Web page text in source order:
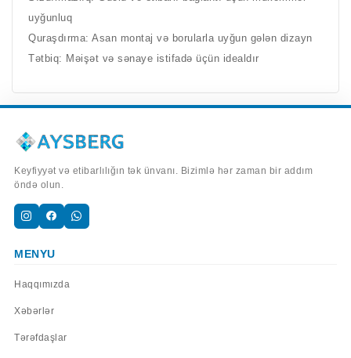
uyğunluq
Quraşdırma: Asan montaj və borularla uyğun gələn dizayn
Tətbiq: Məişət və sənaye istifadə üçün idealdır
Keyfiyyət və etibarlılığın tək ünvanı. Bizimlə hər zaman bir addım
öndə olun.
MENYU
Haqqımızda
Xəbərlər
Tərəfdaşlar